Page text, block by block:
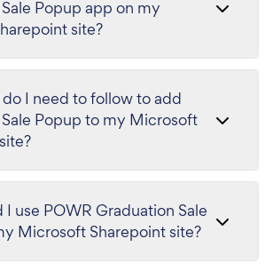
Popup app on my
site?
I need to follow to add
Popup to my Microsoft
use POWR Graduation Sale
Microsoft Sharepoint site?